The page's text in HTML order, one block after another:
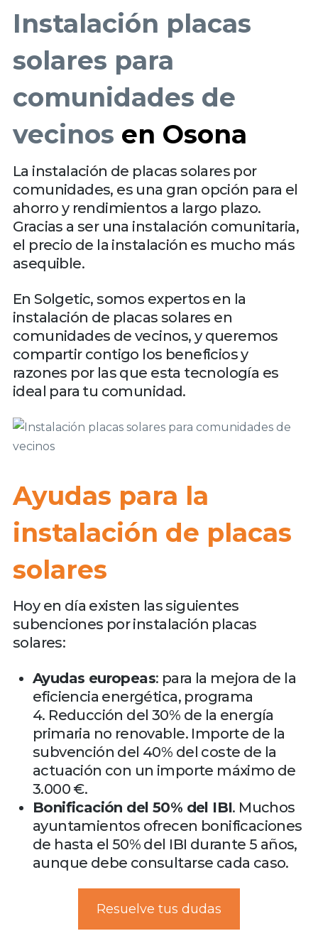
Instalación placas
solares para
comunidades de
vecinos en Osona
La instalación de placas solares por
comunidades, es una gran opción para el
ahorro y rendimientos a largo plazo.
Gracias a ser una instalación comunitaria,
el precio de la instalación es mucho más
asequible.
En Solgetic, somos expertos en la
instalación de placas solares en
comunidades de vecinos, y queremos
compartir contigo los beneficios y
razones por las que esta tecnología es
ideal para tu comunidad.
Ayudas para la
instalación de placas
solares
Hoy en día existen las siguientes
subenciones por instalación placas
solares:
Ayudas europeas: para la mejora de la
eficiencia energética, programa
4. Reducción del 30% de la energía
primaria no renovable. Importe de la
subvención del 40% del coste de la
actuación con un importe máximo de
3.000 €.
Bonificación del 50% del IBI. Muchos
ayuntamientos ofrecen bonificaciones
de hasta el 50% del IBI durante 5 años,
aunque debe consultarse cada caso.
Resuelve tus dudas